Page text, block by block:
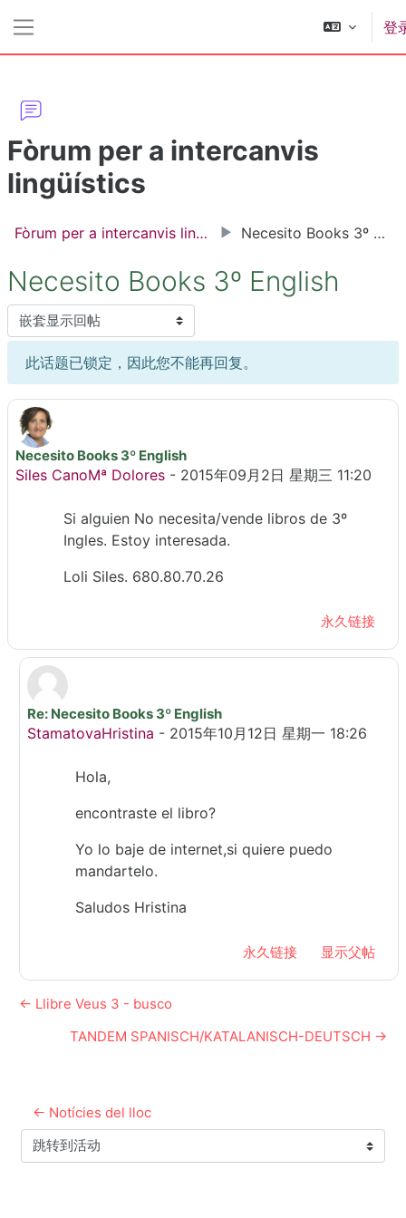
登
Fòrum per a intercanvis
lingüístics
Fòrum per a intercanvis lingüístics Necesito Books 3º English
Necesito Books 3º English
显示模式
此话题已锁定，因此您不能再回复。
Necesito Books 3º English
Siles CanoMª Dolores - 2015年09月2日 星期三 11:20
回帖数：1
Si alguien No necesita/vende libros de 3º
Ingles. Estoy interesada.
Loli Siles. 680.80.70.26
永久链接
回复Siles CanoMª Dolores
Re: Necesito Books 3º English
StamatovaHristina - 2015年10月12日 星期一 18:26
Hola,
encontraste el libro?
Yo lo baje de internet,si quiere puedo
mandartelo.
Saludos Hristina
永久链接 显示父帖
← Llibre Veus 3 - busco
TANDEM SPANISCH/KATALANISCH-DEUTSCH →
← Notícies del lloc
跳转到活动